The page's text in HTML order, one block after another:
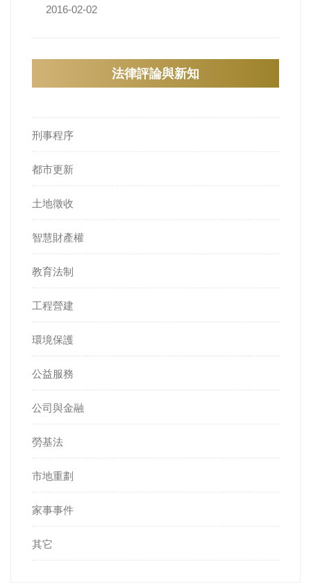
2016-02-02
法律評論與新知
刑事程序
都市更新
土地徵收
智慧財產權
教育法制
工程營建
環境保護
公益服務
公司與金融
勞基法
市地重劃
家事事件
其它